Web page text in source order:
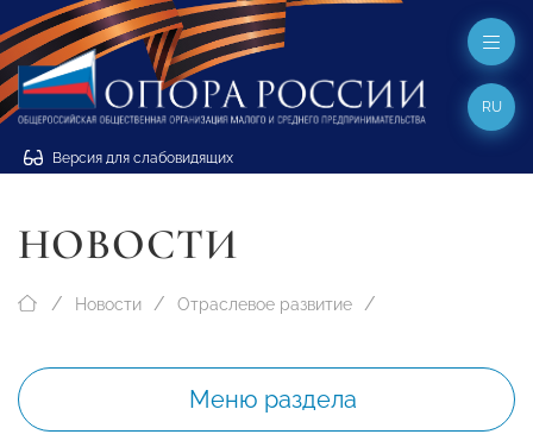
Версия для слабовидящих
RU
НОВОСТИ
Новости Отраслевое развитие
Меню раздела